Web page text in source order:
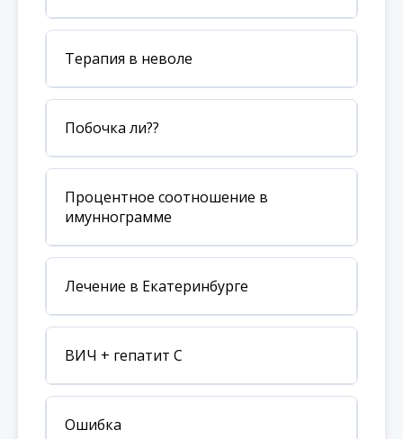
Терапия в неволе
Побочка ли??
Процентное соотношение в
имуннограмме
Лечение в Екатеринбурге
ВИЧ + гепатит С
Ошибка